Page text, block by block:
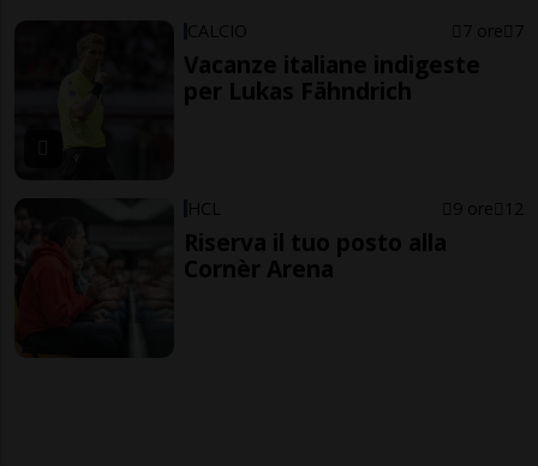
CALCIO 7 ore 7
Vacanze italiane indigeste
per Lukas Fähndrich
HCL 9 ore 12
Riserva il tuo posto alla
Cornèr Arena